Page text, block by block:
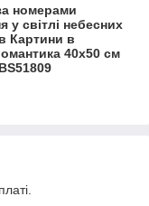
номерами
у світлі небесних
Картини в
40х50 см